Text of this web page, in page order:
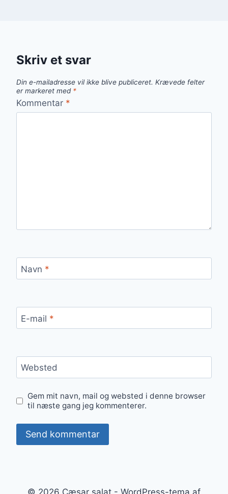
Skriv et svar
Din e-mailadresse vil ikke blive publiceret. Krævede felter
er markeret med *
Kommentar *
Navn *
E-mail *
Websted
Gem mit navn, mail og websted i denne browser
til næste gang jeg kommenterer.